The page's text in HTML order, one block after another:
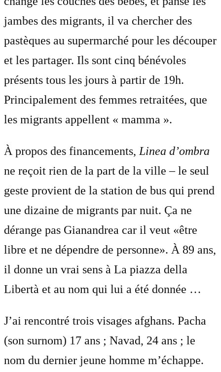
jambes des migrants, il va chercher des
pastèques au supermarché pour les découper
et les partager. Ils sont cinq bénévoles
présents tous les jours à partir de 19h.
Principalement des femmes retraitées, que
les migrants appellent « mamma ».
À propos des financements,Linea d’ombra
ne reçoit rien de la part de la ville – le seul
geste provient de la station de bus qui prend
une dizaine de migrants par nuit. Ça ne
dérange pas Gianandrea car il veut «être
libre et ne dépendre de personne». À 89 ans,
il donne un vrai sens à La piazza della
Libertà et au nom qui lui a été donnée …
J’ai rencontré trois visages afghans. Pacha
(son surnom) 17 ans ; Navad, 24 ans ; le
nom du dernier jeune homme m’échappe.